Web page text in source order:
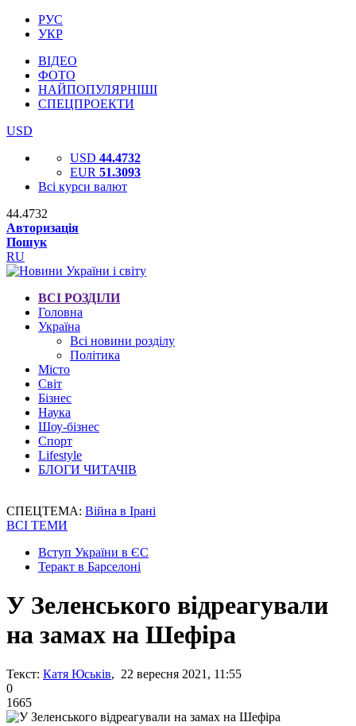
РУС
УКР
ВІДЕО
ФОТО
НАЙПОПУЛЯРНІШІ
СПЕЦПРОЕКТИ
USD
USD 44.4732
EUR 51.3093
Всі курси валют
44.4732
Авторизація
Пошук
RU
ВСІ РОЗДІЛИ
Головна
Україна
Всі новини розділу
Політика
Місто
Світ
Бізнес
Наука
Шоу-бізнес
Спорт
Lifestyle
БЛОГИ ЧИТАЧІВ
СПЕЦТЕМА: Війна в Ірані
ВСІ ТЕМИ
Вступ України в ЄС
Теракт в Барселоні
У Зеленського відреагували
на замах на Шефіра
Текст: Катя Юськів, 22 вересня 2021, 11:55
0
1665